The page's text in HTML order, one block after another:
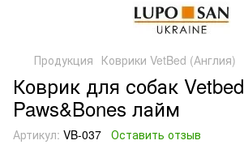
Продукция Коврики VetBed (Англия)
Коврик для собак Vetbed
Paws&Bones лайм
Артикул: VB-037 Оставить отзыв